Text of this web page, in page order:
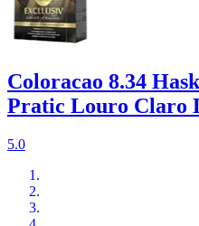
Coloracao 8.34
Pratic Louro Claro
5.0